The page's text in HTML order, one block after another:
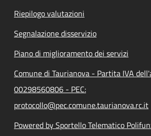
Riepilogo valutazioni
Segnalazione disservizio
Piano di miglioramento dei servizi
Comune di Taurianova - Partita IVA
00298560806 - PEC:
protocollo@pec.comune.taurianova.rc.it
Powered by Sportello Telematico